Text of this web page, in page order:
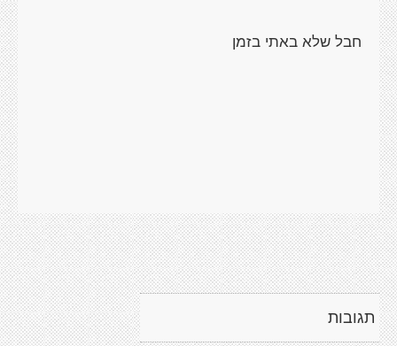
חבל שלא באתי בזמן
תגובות